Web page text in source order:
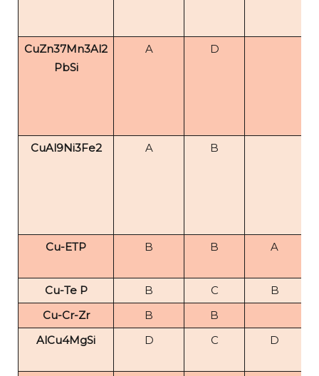
CuZn37Mn3Al2
PbSi
A D
CuAl9Ni3Fe2 A B
Cu-ETP B B A
Cu-Te P B C
B
Cu-Cr-Zr
B
B
AlCu4MgSi
D C D